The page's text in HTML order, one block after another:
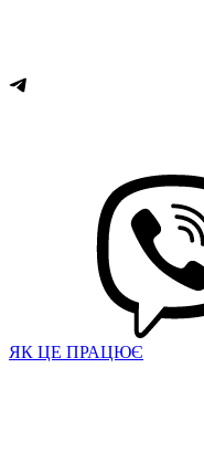
ЯК ЦЕ ПРАЦЮЄ